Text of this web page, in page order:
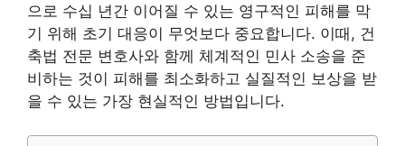
으로 수십 년간 이어질 수 있는 영구적인 피해를 막
기 위해 초기 대응이 무엇보다 중요합니다. 이때, 건
축법 전문 변호사와 함께 체계적인 민사 소송을 준
비하는 것이 피해를 최소화하고 실질적인 보상을 받
을 수 있는 가장 현실적인 방법입니다.